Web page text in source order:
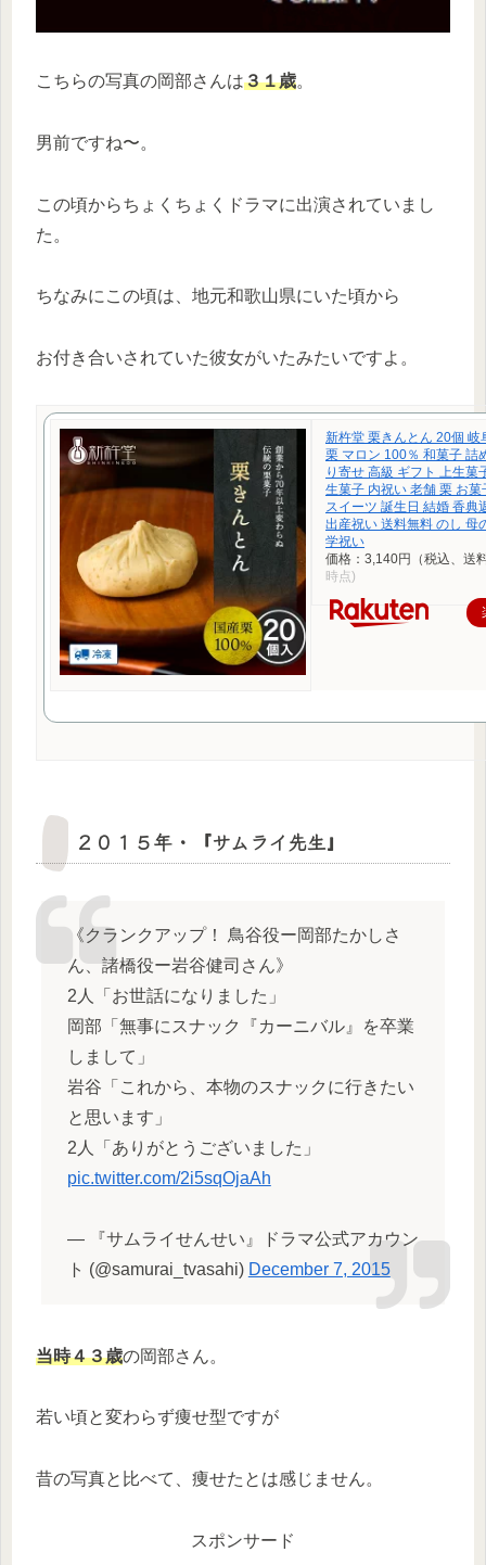
こちらの写真の岡部さんは３１歳。
男前ですね〜。
この頃からちょくちょくドラマに出演されていまし
た。
ちなみにこの頃は、地元和歌山県にいた頃から
お付き合いされていた彼女がいたみたいですよ。
新杵堂 栗きんとん 20個 岐
栗 マロン 100％ 和菓子 詰
り寄せ 高級 ギフト 上生菓
生菓子 内祝い 老舗 栗 お菓
スイーツ 誕生日 結婚 香典
出産祝い 送料無料 のし 母
学祝い
価格：3,140円（税込、送
時点)
２０１５年・『サムライ先生』
《クランクアップ！ 鳥谷役ー岡部たかしさ
ん、諸橋役ー岩谷健司さん》
2人「お世話になりました」
岡部「無事にスナック『カーニバル』を卒業
しまして」
岩谷「これから、本物のスナックに行きたい
と思います」
2人「ありがとうございました」
pic.twitter.com/2i5sqOjaAh
— 『サムライせんせい』ドラマ公式アカウン
ト (@samurai_tvasahi) December 7, 2015
当時４３歳の岡部さん。
若い頃と変わらず痩せ型ですが
昔の写真と比べて、痩せたとは感じません。
スポンサード